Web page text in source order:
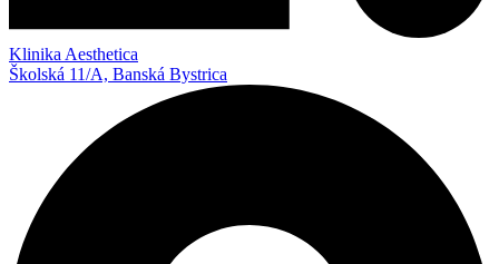
Klinika Aesthetica
Školská 11/A, Banská Bystrica